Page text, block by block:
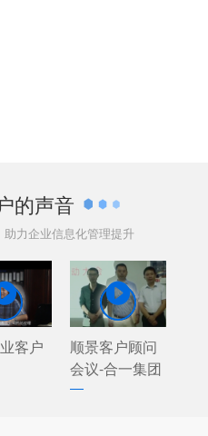
的声音
力企业信息化管理提升
客户

顺景客户顾问
会议-合一集团